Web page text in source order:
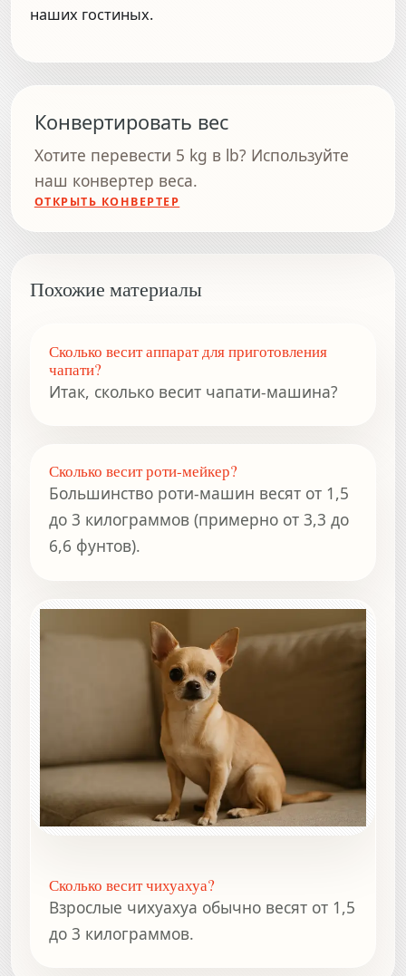
наших гостиных.
Конвертировать вес
Хотите перевести 5 kg в lb? Используйте
наш конвертер веса.
ОТКРЫТЬ КОНВЕРТЕР
Похожие материалы
Сколько весит аппарат для приготовления
чапати?
Итак, сколько весит чапати-машина?
Сколько весит роти-мейкер?
Большинство роти-машин весят от 1,5
до 3 килограммов (примерно от 3,3 до
6,6 фунтов).
Сколько весит чихуахуа?
Взрослые чихуахуа обычно весят от 1,5
до 3 килограммов.